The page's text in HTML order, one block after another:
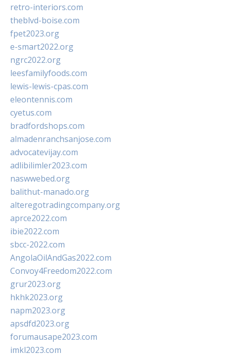
retro-interiors.com
theblvd-boise.com
fpet2023.org
e-smart2022.org
ngrc2022.org
leesfamilyfoods.com
lewis-lewis-cpas.com
eleontennis.com
cyetus.com
bradfordshops.com
almadenranchsanjose.com
advocatevijay.com
adlibilimler2023.com
naswwebed.org
balithut-manado.org
alteregotradingcompany.org
aprce2022.com
ibie2022.com
sbcc-2022.com
AngolaOilAndGas2022.com
Convoy4Freedom2022.com
grur2023.org
hkhk2023.org
napm2023.org
apsdfd2023.org
forumausape2023.com
imkl2023.com